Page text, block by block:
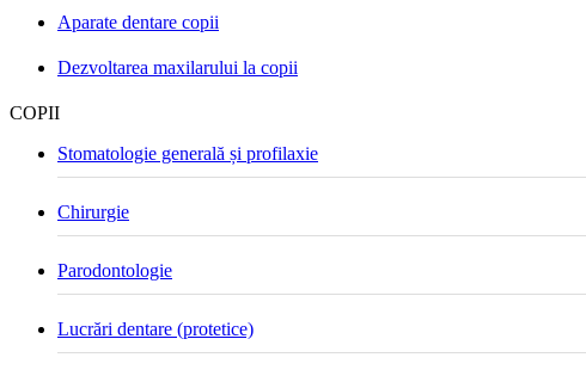
Aparate dentare copii
Dezvoltarea maxilarului la copii
COPII
Stomatologie generală și profilaxie
Chirurgie
Parodontologie
Lucrări dentare (protetice)